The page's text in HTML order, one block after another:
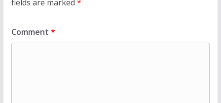
fields are marked *
Comment *